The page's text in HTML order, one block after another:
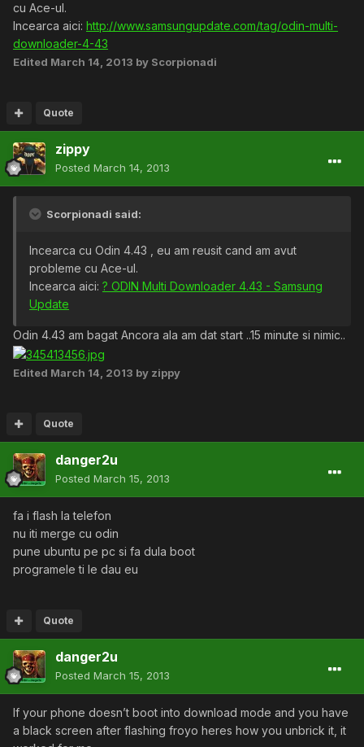
cu Ace-ul.
Incearca aici: http://www.samsungupdate.com/tag/odin-multi-
downloader-4-43
Edited March 14, 2013 by Scorpionadi
Quote
zippy
Posted March 14, 2013
Scorpionadi said:
Incearca cu Odin 4.43 , eu am reusit cand am avut
probleme cu Ace-ul.
Incearca aici: ? ODIN Multi Downloader 4.43 - Samsung
Update
Odin 4.43 am bagat Ancora ala am dat start ..15 minute si nimic..
Edited March 14, 2013 by zippy
Quote
danger2u
Posted March 15, 2013
fa i flash la telefon
nu iti merge cu odin
pune ubuntu pe pc si fa dula boot
programele ti le dau eu
Quote
danger2u
Posted March 15, 2013
If your phone doesn’t boot into download mode and you have
a black screen after flashing froyo heres how you unbrick it, it